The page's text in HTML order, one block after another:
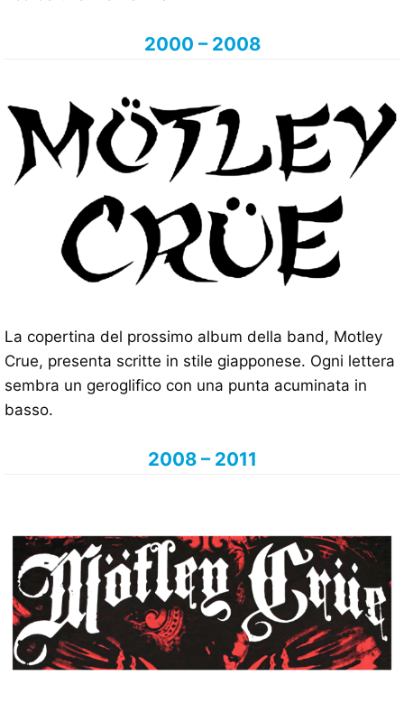
2000 – 2008
La copertina del prossimo album della band, Motley
Crue, presenta scritte in stile giapponese. Ogni lettera
sembra un geroglifico con una punta acuminata in
basso.
2008 – 2011